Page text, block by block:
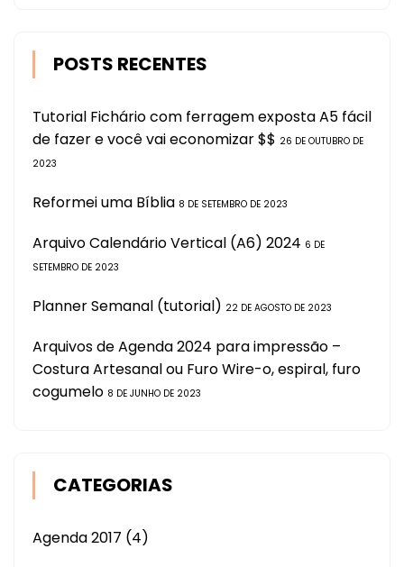
POSTS RECENTES
Tutorial Fichário com ferragem exposta A5 fácil
de fazer e você vai economizar $$ 26 DE OUTUBRO DE
2023
Reformei uma Bíblia 8 DE SETEMBRO DE 2023
Arquivo Calendário Vertical (A6) 2024 6 DE
SETEMBRO DE 2023
Planner Semanal (tutorial) 22 DE AGOSTO DE 2023
Arquivos de Agenda 2024 para impressão –
Costura Artesanal ou Furo Wire-o, espiral, furo
cogumelo 8 DE JUNHO DE 2023
CATEGORIAS
Agenda 2017 (4)